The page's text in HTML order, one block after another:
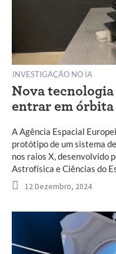
INVESTIGAÇÃO NO IA
Nova
entrar em órbita
A Agência Espacial
protótipo de um sistema
nos raios X, desenvolvido
Astrofísica e Ciências do
12 Dezembro, 2024